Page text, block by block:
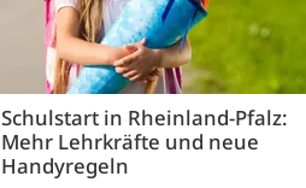
Schulstart in Rheinland-Pfalz:
Mehr Lehrkräfte und neue
Handyregeln